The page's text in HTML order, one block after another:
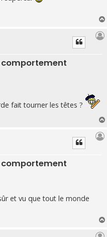
comportement
fait tourner les têtes ?
comportement
et vu que tout le monde